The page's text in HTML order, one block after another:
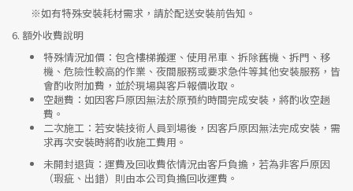
※如有特殊安裝耗材需求，請於配送安裝前告知。
6. 額外收費說明
特殊情況加價 ：包含樓梯搬運、使用吊車、拆除舊機、拆門、移
機、危險性較高的作業、夜間服務或要求急件等其他安裝服務，皆
會酌收附加費，並於現場與客戶報價收取。
空趟費 ：如因客戶原因無法於原預約時間完成安裝，將酌收空趟
費。
二次施工 ：若安裝技術人員到場後，因客戶原因無法完成安裝，需
求再次安裝時將酌收施工費用。
未開封退貨 ：運費及回收費依情況由客戶負擔，若為非客戶原因
（瑕疵、出錯）則由本公司負擔回收運費。